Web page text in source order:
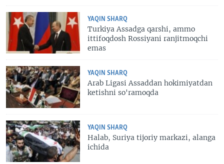
YAQIN SHARQ
Turkiya Assadga qarshi, ammo
ittifoqdosh Rossiyani ranjitmoqchi
emas
YAQIN SHARQ
Arab Ligasi Assaddan hokimiyatdan
ketishni so'ramoqda
YAQIN SHARQ
Halab, Suriya tijoriy markazi, alanga
ichida